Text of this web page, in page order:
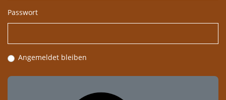
Passwort
Angemeldet bleiben